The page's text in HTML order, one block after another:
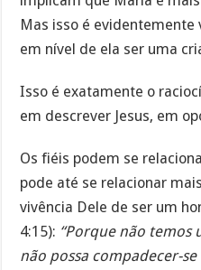
Mas isso é
em nível de ela ser uma
Isso é exatamente o
em descrever Jesus, em
Os fiéis podem se
pode até se relacionar
vivência Dele de ser um
4:15): “Porque não temos
não possa compadecer-se